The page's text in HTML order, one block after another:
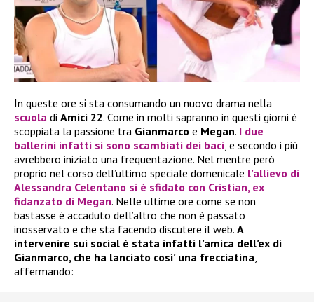
In queste ore si sta consumando un nuovo drama nella
scuola di Amici 22. Come in molti sapranno in questi giorni è
scoppiata la passione tra Gianmarco e Megan. I due
ballerini infatti si sono scambiati dei baci, e secondo i più
avrebbero iniziato una frequentazione. Nel mentre però
proprio nel corso dell’ultimo speciale domenicale l’allievo di
Alessandra Celentano si è sfidato con Cristian, ex
fidanzato di Megan. Nelle ultime ore come se non
bastasse è accaduto dell’altro che non è passato
inosservato e che sta facendo discutere il web. A
intervenire sui social è stata infatti l’amica dell’ex di
Gianmarco, che ha lanciato così’ una frecciatina,
affermando: